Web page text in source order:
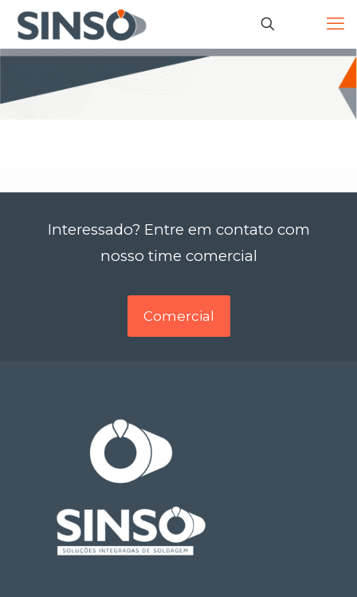
Interessado? Entre em contato com
nosso time comercial
Comercial